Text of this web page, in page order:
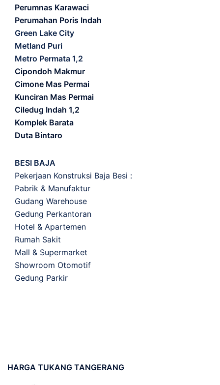
Perumnas Karawaci
Perumahan Poris Indah
Green Lake City
Metland Puri
Metro Permata 1,2
Cipondoh Makmur
Cimone Mas Permai
Kunciran Mas Permai
Ciledug Indah 1,2
Komplek Barata
Duta Bintaro
BESI BAJA
Pekerjaan Konstruksi Baja Besi :
Pabrik & Manufaktur
Gudang Warehouse
Gedung Perkantoran
Hotel & Apartemen
Rumah Sakit
Mall & Supermarket
Showroom Otomotif
Gedung Parkir
HARGA TUKANG TANGERANG